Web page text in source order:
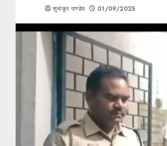
शुभांकुर पाण्डेय 01/09/2025